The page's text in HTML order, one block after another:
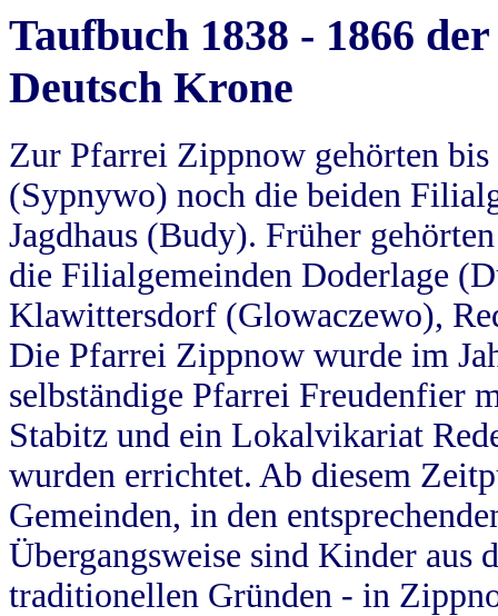
Taufbuch 1838 - 1866
Deutsch Krone
Zur Pfarrei Zippnow gehörten
(Sypnywo) noch die beiden
Jagdhaus (Budy). Früher
die Filialgemeinden Doderlage
Klawittersdorf (Glowaczewo),
Die Pfarrei Zippnow wurde im
selbständige Pfarrei Freudenfier
Stabitz und ein Lokalvikariat
wurden errichtet. Ab diesem
Gemeinden, in den
Übergangsweise sind Kinder aus
traditionellen Gründen - in